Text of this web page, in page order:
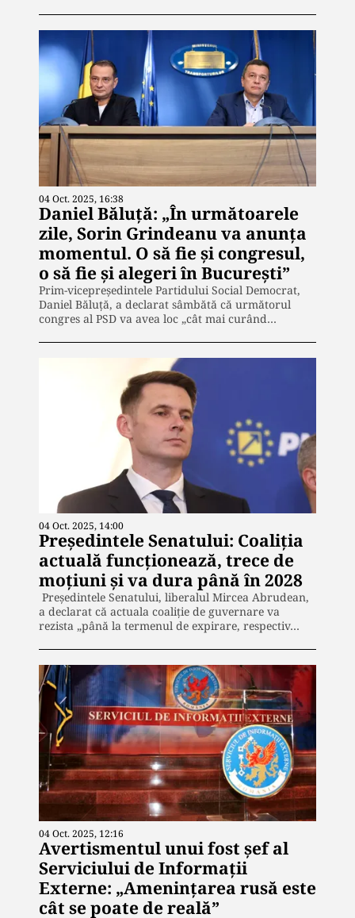
04 Oct. 2025, 16:38
Daniel Băluță: „În următoarele
zile, Sorin Grindeanu va anunța
momentul. O să fie și congresul,
o să fie și alegeri în București”
Prim-vicepreședintele Partidului Social Democrat,
Daniel Băluță, a declarat sâmbătă că următorul
congres al PSD va avea loc „cât mai curând…
04 Oct. 2025, 14:00
Președintele Senatului: Coaliția
actuală funcționează, trece de
moțiuni și va dura până în 2028
Președintele Senatului, liberalul Mircea Abrudean,
a declarat că actuala coaliție de guvernare va
rezista „până la termenul de expirare, respectiv…
04 Oct. 2025, 12:16
Avertismentul unui fost șef al
Serviciului de Informații
Externe: „Amenințarea rusă este
cât se poate de reală”